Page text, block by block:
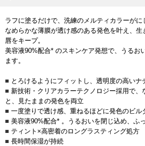
ラフに塗るだけで、洗練のメルティカラーがに
なめらかな薄膜が透け感のある発色を叶え、生
唇をキープ。
美容液90%配合* のスキンケア発想で、うるお
ます。
■ とろけるようにフィットし、透明度の高いナ
■ 新技術・クリアカラーテクノロジー採用で、
と、見たままの発色を両立
■ 一度塗りで透け感、重ねるほどに発色のビル
■ 美容液90%配合* 。うるおいを閉じ込め、ふ
■ ティント×高密着のロングラスティング処方
■ 長時間保湿が持続